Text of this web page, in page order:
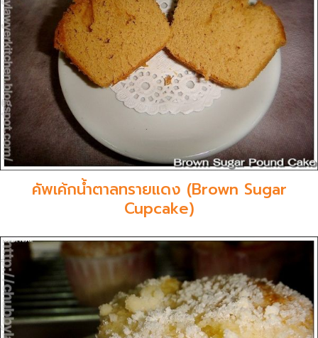
คัพเค้กน้ำตาลทรายแดง (Brown Sugar
Cupcake)